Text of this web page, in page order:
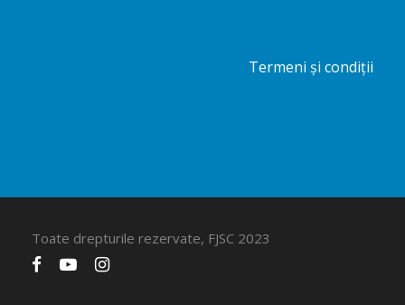
Termeni și condiții
Toate drepturile rezervate, FJSC 2023